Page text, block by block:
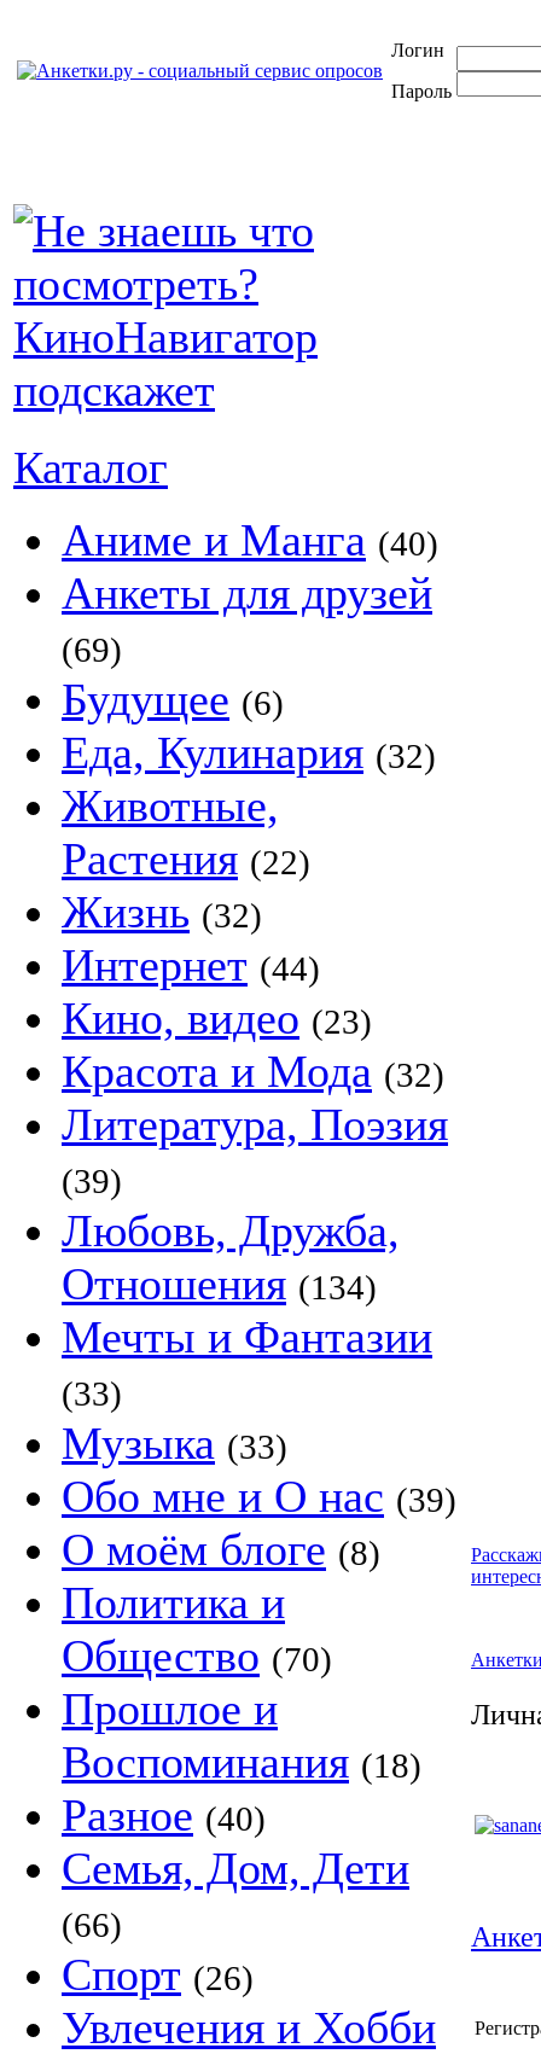
Логин
Пароль
Каталог
Аниме и Манга (40)
Анкеты для друзей
(69)
Будущее (6)
Еда, Кулинария (32)
Животные,
Растения (22)
Жизнь (32)
Интернет (44)
Кино, видео (23)
Красота и Мода (32)
Литература, Поэзия
(39)
Любовь, Дружба,
Отношения (134)
Мечты и Фантазии
(33)
Музыка (33)
Обо мне и О нас (39)
О моём блоге (8)
Политика и
Общество (70)
Прошлое и
Воспоминания (18)
Разное (40)
Семья, Дом, Дети
(66)
Спорт (26)
Увлечения и Хобби